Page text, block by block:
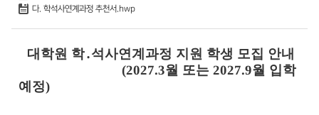
다. 학석사연계과정 추천서.hwp
대학원 학․석사연계과정 지원 학생 모집 안내
(2027.3월 또는2027.9월 입학
예정)